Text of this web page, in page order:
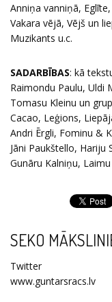
Anniņa vanniņā,
Vakara vējā, Vējš un
Muzikants u.c.
SADARBĪBAS: kā
Raimondu Paulu, Uldi
Tomasu Kleinu un
Cacao, Leģions,
Andri Ērgli, Fominu &
Jāni Paukštello, Hariju
Gunāru Kalniņu, Laimu
SEKO
Twitter
www.guntarsracs.lv